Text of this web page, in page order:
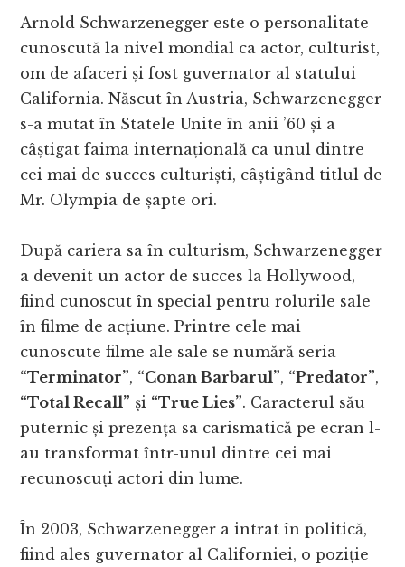
Arnold Schwarzenegger este o personalitate
cunoscută la nivel mondial ca actor, culturist,
om de afaceri și fost guvernator al statului
California. Născut în Austria, Schwarzenegger
s-a mutat în Statele Unite în anii ’60 și a
câștigat faima internațională ca unul dintre
cei mai de succes culturiști, câștigând titlul de
Mr. Olympia de șapte ori.
După cariera sa în culturism, Schwarzenegger
a devenit un actor de succes la Hollywood,
fiind cunoscut în special pentru rolurile sale
în filme de acțiune. Printre cele mai
cunoscute filme ale sale se numără seria
“Terminator”, “Conan Barbarul”, “Predator”,
“Total Recall” și “True Lies”. Caracterul său
puternic și prezența sa carismatică pe ecran l-
au transformat într-unul dintre cei mai
recunoscuți actori din lume.
În 2003, Schwarzenegger a intrat în politică,
fiind ales guvernator al Californiei, o poziție